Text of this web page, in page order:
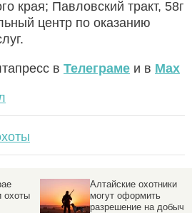
края; Павловский тракт, 58г
центр по оказанию
в Телеграме и в Max
охоты
Алтайские охотники
могут оформить
разрешение на добычу